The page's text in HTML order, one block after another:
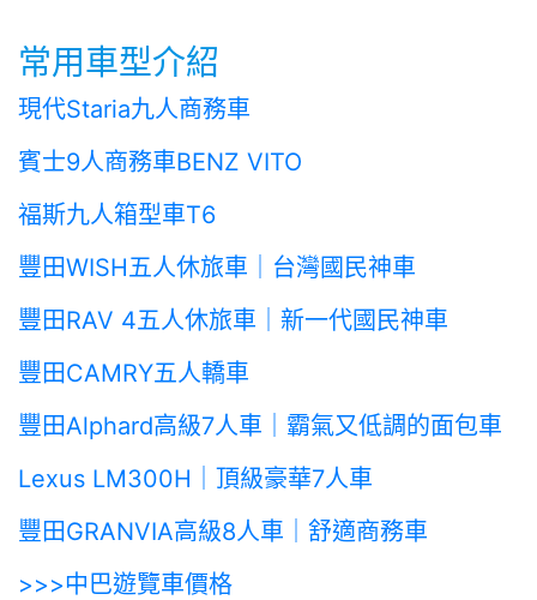
常用車型介紹
現代Staria九人商務車
賓士9人商務車BENZ VITO
福斯九人箱型車T6
豐田WISH五人休旅車｜台灣國民神車
豐田RAV 4五人休旅車｜新一代國民神車
豐田CAMRY五人轎車
豐田Alphard高級7人車｜霸氣又低調的面包車
Lexus LM300H｜頂級豪華7人車
豐田GRANVIA高級8人車｜舒適商務車
>>>中巴遊覽車價格